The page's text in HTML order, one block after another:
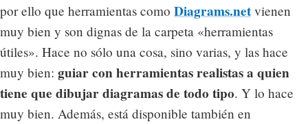
por ello que herramientas como Diagrams.net vienen
muy bien y son dignas de la carpeta «herramientas
útiles». Hace no sólo una cosa, sino varias, y las hace
muy bien: guiar con herramientas realistas a quien
tiene que dibujar diagramas de todo tipo. Y lo hace
muy bien. Además, está disponible también en